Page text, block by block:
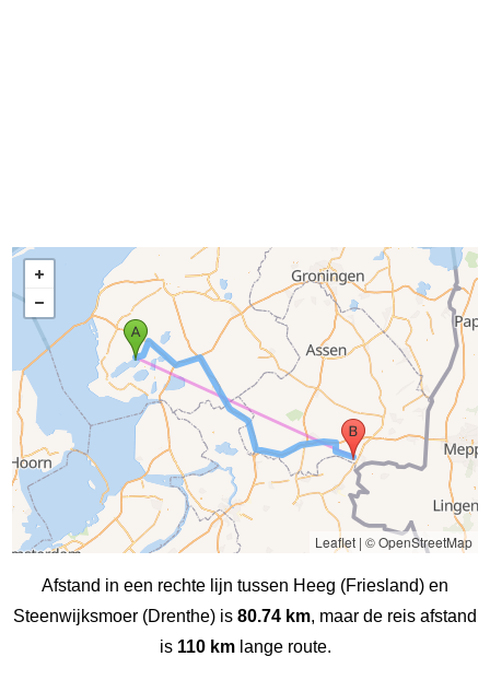
Leaflet| © OpenStreetMap
Afstand in een rechte lijn tussen Heeg (Friesland) en
Steenwijksmoer (Drenthe) is 80.74 km, maar de reis afstand
is 110 kmlange route.